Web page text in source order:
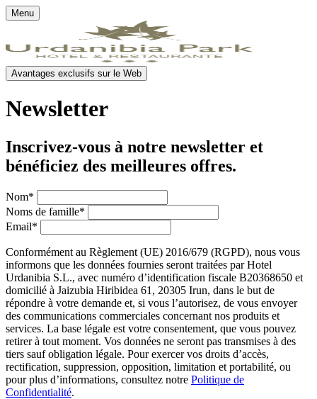
Menu
Avantages exclusifs sur le Web
Newsletter
Inscrivez-vous à notre newsletter et
bénéficiez des meilleures offres.
Nom*
Noms de famille*
Email*
Conformément au Règlement (UE) 2016/679 (RGPD), nous vous
informons que les données fournies seront traitées par Hotel
Urdanibia S.L., avec numéro d’identification fiscale B20368650 et
domicilié à Jaizubia Hiribidea 61, 20305 Irun, dans le but de
répondre à votre demande et, si vous l’autorisez, de vous envoyer
des communications commerciales concernant nos produits et
services. La base légale est votre consentement, que vous pouvez
retirer à tout moment. Vos données ne seront pas transmises à des
tiers sauf obligation légale. Pour exercer vos droits d’accès,
rectification, suppression, opposition, limitation et portabilité, ou
pour plus d’informations, consultez notre Politique de
Confidentialité.